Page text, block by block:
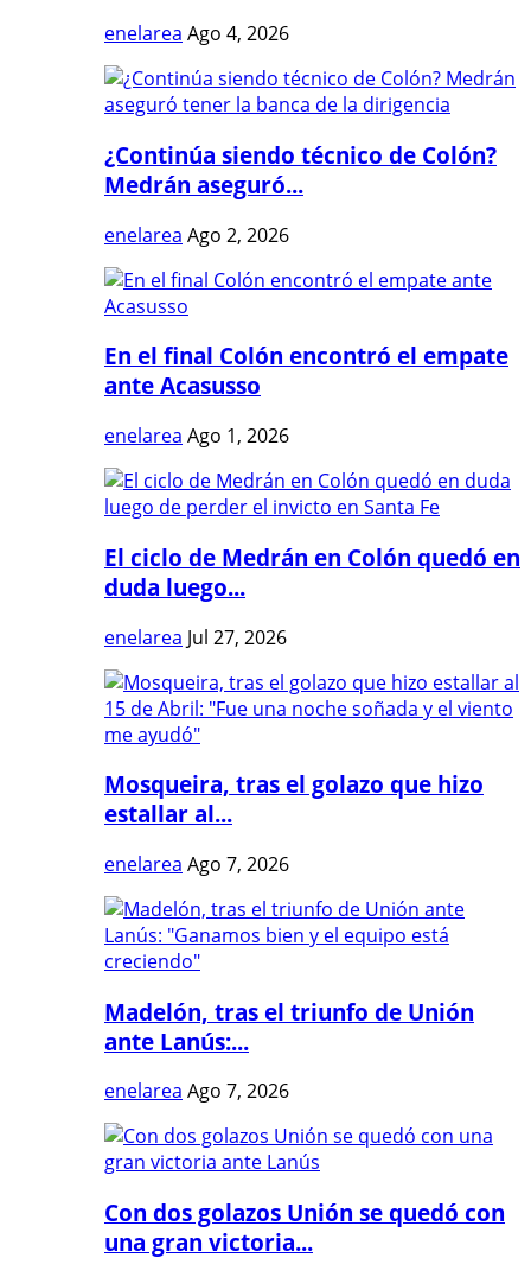
enelarea Ago 4, 2026
¿Continúa siendo técnico de Colón?
Medrán aseguró...
enelarea Ago 2, 2026
En el final Colón encontró el empate
ante Acasusso
enelarea Ago 1, 2026
El ciclo de Medrán en Colón quedó en
duda luego...
enelarea Jul 27, 2026
Mosqueira, tras el golazo que hizo
estallar al...
enelarea Ago 7, 2026
Madelón, tras el triunfo de Unión
ante Lanús:...
enelarea Ago 7, 2026
Con dos golazos Unión se quedó con
una gran victoria...